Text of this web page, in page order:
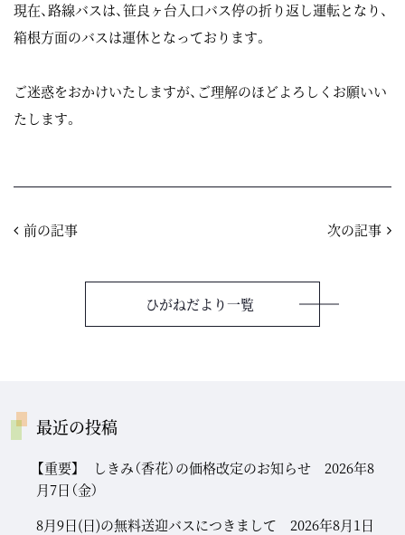
現在、路線バスは、笹良ヶ台入口バス停の折り返し運転となり、
箱根方面のバスは運休となっております。
ご迷惑をおかけいたしますが、ご理解のほどよろしくお願いい
たします。
前の記事 次の記事
ひがねだより一覧
最近の投稿
【重要】 しきみ（香花）の価格改定のお知らせ 2026年8
月7日（金）
8月9日(日)の無料送迎バスにつきまして 2026年8月1日